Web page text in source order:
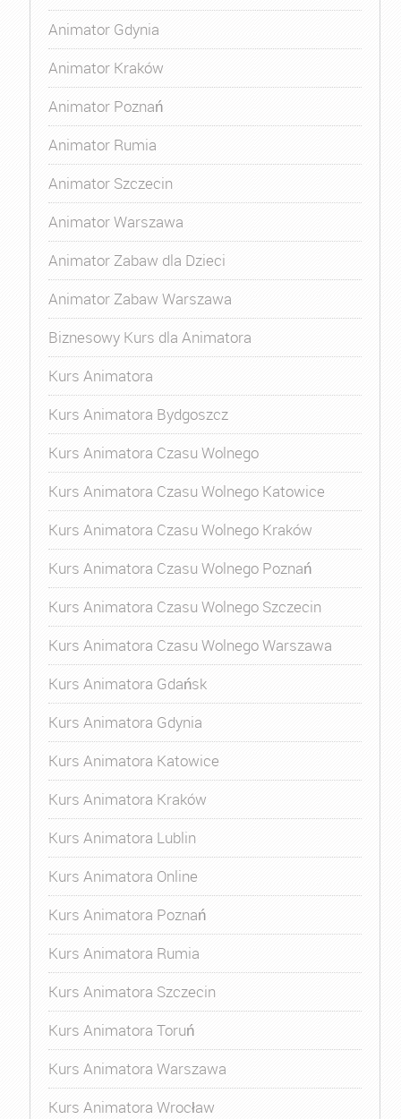
Animator Gdynia
Animator Kraków
Animator Poznań
Animator Rumia
Animator Szczecin
Animator Warszawa
Animator Zabaw dla Dzieci
Animator Zabaw Warszawa
Biznesowy Kurs dla Animatora
Kurs Animatora
Kurs Animatora Bydgoszcz
Kurs Animatora Czasu Wolnego
Kurs Animatora Czasu Wolnego Katowice
Kurs Animatora Czasu Wolnego Kraków
Kurs Animatora Czasu Wolnego Poznań
Kurs Animatora Czasu Wolnego Szczecin
Kurs Animatora Czasu Wolnego Warszawa
Kurs Animatora Gdańsk
Kurs Animatora Gdynia
Kurs Animatora Katowice
Kurs Animatora Kraków
Kurs Animatora Lublin
Kurs Animatora Online
Kurs Animatora Poznań
Kurs Animatora Rumia
Kurs Animatora Szczecin
Kurs Animatora Toruń
Kurs Animatora Warszawa
Kurs Animatora Wrocław